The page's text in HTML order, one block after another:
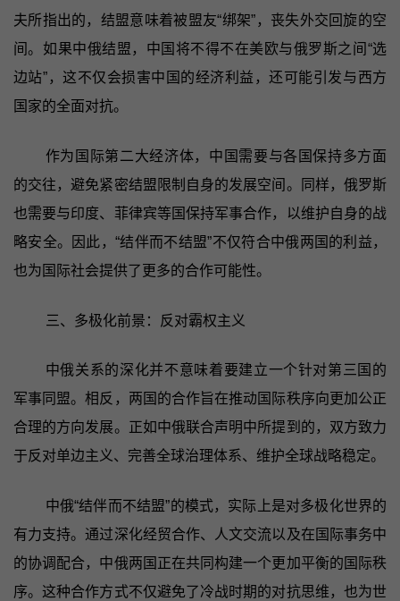
夫所指出的，结盟意味着被盟友“绑架”，丧失外交回旋的空
间。如果中俄结盟，中国将不得不在美欧与俄罗斯之间“选
边站”，这不仅会损害中国的经济利益，还可能引发与西方
国家的全面对抗。
作为国际第二大经济体，中国需要与各国保持多方面
的交往，避免紧密结盟限制自身的发展空间。同样，俄罗斯
也需要与印度、菲律宾等国保持军事合作，以维护自身的战
略安全。因此，“结伴而不结盟”不仅符合中俄两国的利益，
也为国际社会提供了更多的合作可能性。
三、多极化前景：反对霸权主义
中俄关系的深化并不意味着要建立一个针对第三国的
军事同盟。相反，两国的合作旨在推动国际秩序向更加公正
合理的方向发展。正如中俄联合声明中所提到的，双方致力
于反对单边主义、完善全球治理体系、维护全球战略稳定。
中俄“结伴而不结盟”的模式，实际上是对多极化世界的
有力支持。通过深化经贸合作、人文交流以及在国际事务中
的协调配合，中俄两国正在共同构建一个更加平衡的国际秩
序。这种合作方式不仅避免了冷战时期的对抗思维，也为世